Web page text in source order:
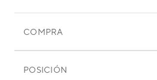
COMPRA
POSICIÓN